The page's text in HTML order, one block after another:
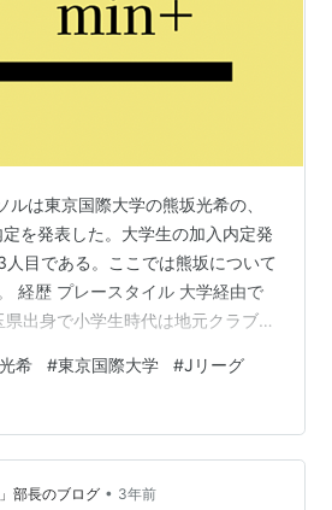
は東京国際大学の熊坂光希の、
を発表した。大学生の加入内定発
目である。ここでは熊坂について
経歴 プレースタイル 大学経由で
出身で小学生時代は地元クラブで
に昇格したものの、苦しい時期を
らなかった。 その後東京国際大学
ップチームに入り、先輩である落
のタイトル獲得に貢献した。今年
ーチャレンジカップでは関東B選
希 #東京国際大学 #Jリーグ
部長のブログ • 3年前